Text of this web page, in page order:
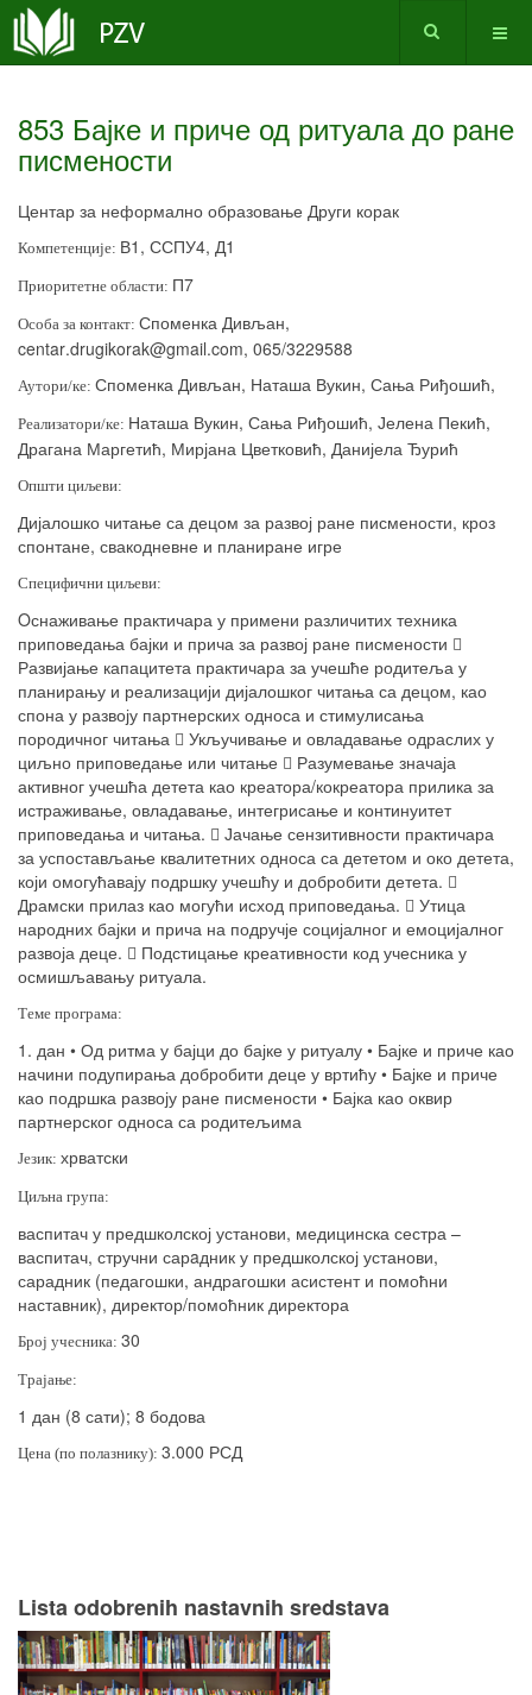
853 Бајке и приче од ритуала до ране
писмености
Центар за неформално образовање Други корак
Компетенције: В1, ССПУ4, Д1
Приоритетне области: П7
Особа за контакт: Споменка Дивљан,
centar.drugikorak@gmail.com, 065/3229588
Аутори/ке: Споменка Дивљан, Наташа Вукин, Сања Риђошић,
Реализатори/ке: Наташа Вукин, Сања Риђошић, Јелена Пекић,
Драгана Маргетић, Мирјана Цветковић, Данијела Ђурић
Општи циљеви:
Дијалошко читање са децом за развој ране писмености, кроз
спонтане, свакодневне и планиране игре
Специфични циљеви:
Oснаживање практичара у примени различитих техника
приповедања бајки и прича за развој ране писмености 
Развијање капацитета практичара за учешће родитеља у
планирању и реализацији дијалошког читања са децом, као
спона у развоју партнерских односа и стимулисања
породичног читања  Укључивање и овладавање одраслих у
циљно приповедање или читање  Разумевање значаја
активног учешћа детета као креатора/кокреатора прилика за
истраживање, овладавање, интегрисање и континуитет
приповедања и читања.  Јачање сензитивности практичара
за успостављање квалитетних односа са дететом и око детета,
који омогућавају подршку учешћу и добробити детета. 
Драмски прилаз као могући исход приповедања.  Утица
народних бајки и прича на подручје социјалног и емоцијалног
развоја деце.  Подстицање креативности код учесника у
осмишљавању ритуала.
Теме програма:
1. дан • Од ритма у бајци до бајке у ритуалу • Бајке и приче као
начини подупирања добробити деце у вртићу • Бајке и приче
као подршка развоју ране писмености • Бајка као оквир
партнерског односа са родитељима
Језик: хрватски
Циљна група:
васпитач у предшколској установи, медицинска сестра –
васпитач, стручни сарaдник у предшколској установи,
сарадник (педагошки, андрагошки асистент и помоћни
наставник), директор/помоћник директора
Број учесника: 30
Трајање:
1 дан (8 сати); 8 бодова
Цена (по полазнику): 3.000 РСД
Lista odobrenih nastavnih sredstava